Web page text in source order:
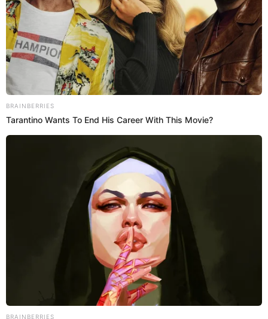
25 Nov 2024 | 22:27 h
'Erreway' CONFIRMA concierto en Perú en mayo
del 2025: "Un reencuentro único"
Teleticket confirmó que la banda 'Erreway' se presentará en Lima
con un concierto en mayo del próximo año. Entérate todos los